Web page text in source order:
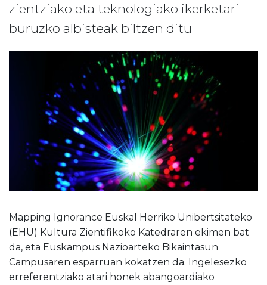
zientziako eta teknologiako ikerketari
buruzko albisteak biltzen ditu
Mapping Ignorance Euskal Herriko Unibertsitateko
(EHU) Kultura Zientifikoko Katedraren ekimen bat
da, eta Euskampus Nazioarteko Bikaintasun
Campusaren esparruan kokatzen da. Ingelesezko
erreferentziako atari honek abangoardiako